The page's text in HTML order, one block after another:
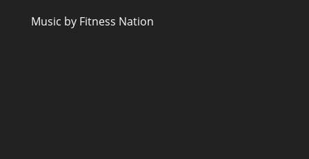
Music by Fitness Nation